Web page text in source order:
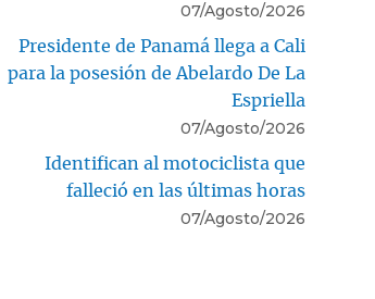
07/Agosto/2026
Presidente de Panamá llega a Cali
para la posesión de Abelardo De La
Espriella
07/Agosto/2026
Identifican al motociclista que
falleció en las últimas horas
07/Agosto/2026